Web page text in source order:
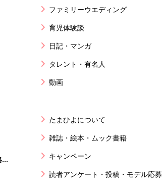
ファミリーウエディング
育児体験談
日記・マンガ
タレント・有名人
動画
たまひよについて
雑誌・絵本・ムック書籍
キャンペーン
読者アンケート・投稿・モデル応募